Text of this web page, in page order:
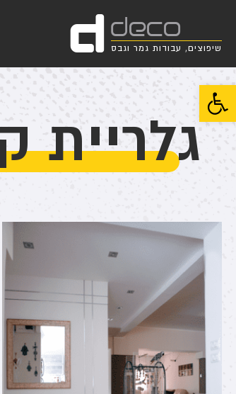
פתח סרגל נגישות
deco
d שיפוצים, עבודות גמר וגבס
גלריית